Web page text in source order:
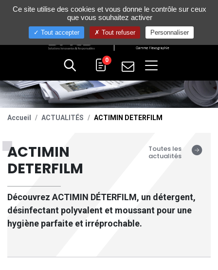
+33 (0)4 75 58 80 10
0
Accueil ACTUALITÉS ACTIMIN DETERFILM
ACTIMIN
DETERFILM
Découvrez ACTIMIN DÉTERFILM, un détergent,
désinfectant polyvalent et moussant pour une
hygiène parfaite et irréprochable.
Toutes les
actualités
Gestion de vos préférences sur les cookies
Ce site utilise des cookies et vous donne le contrôle sur ceux
que vous souhaitez activer
Tout accepter Tout refuser Personnaliser